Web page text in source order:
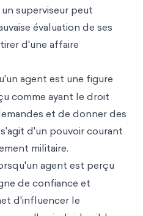
superviseur peut
évaluation de ses
d'une affaire
agent est une figure
comme ayant le droit
et de donner des
d'un pouvoir courant
militaire.
agent est perçu
de confiance et
d'influencer le